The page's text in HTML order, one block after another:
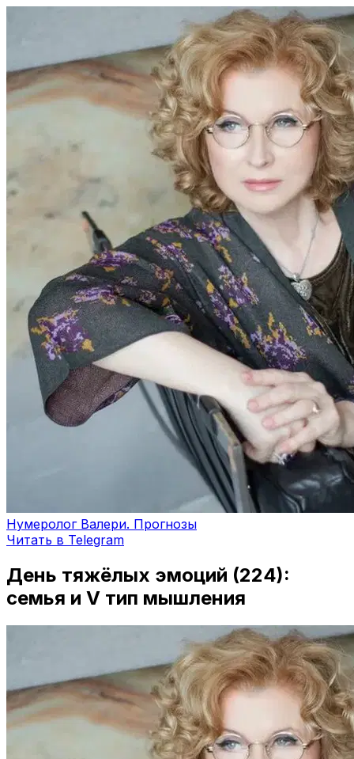
Нумеролог Валери. Прогнозы
Читать в Telegram
День тяжёлых эмоций (224):
семья и V тип мышления